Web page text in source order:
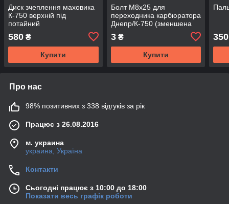
Диск зчеплення маховика
К-750 верхній під
потайний
580 ₴
Купити
Болт М8х25 для
переходника карбюратора
Днепр/К-750 (зменшена
3₴
Купити
350
Про нас
98% позитивних з 338 відгуків за рік
Працює з 26.08.2016
м. украина
украина, Україна
Контакти
Сьогодні працює з 10:00 до 18:00
Показати весь графік роботи